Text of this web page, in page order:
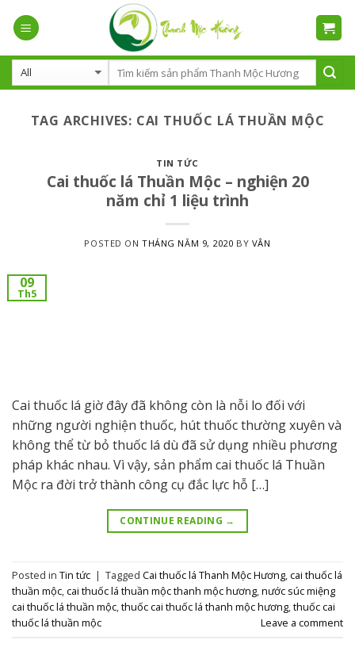
TAG ARCHIVES: CAI THUỐC LÁ THUẦN MỘC
TIN TỨC
Cai thuốc lá Thuần Mộc – nghiện 20
năm chỉ 1 liệu trình
POSTED ONTHÁNG NĂM 9, 2020 BY VÂN
09
Th5
Cai thuốc lá giờ đây đã không còn là nỗi lo đối với
những người nghiện thuốc, hút thuốc thường xuyên và
không thể từ bỏ thuốc lá dù đã sử dụng nhiều phương
pháp khác nhau. Vì vậy, sản phẩm cai thuốc lá Thuần
Mộc ra đời trở thành công cụ đắc lực hỗ […]
CONTINUE READING →
Posted in Tin tức | Tagged Cai thuốc lá Thanh Mộc Hương,cai thuốc lá
thuần mộc,cai thuốc lá thuần mộc thanh mộc hương,nước súc miệng
cai thuốc lá thuần mộc,thuốc cai thuốc lá thanh mộc hương,thuốc cai
thuốc lá thuần mộc
Leave a comment